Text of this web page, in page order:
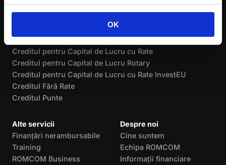
OK
Creditul de Investiții Rotary
Creditul de Investiții Extins
Creditul de Investiții InvestEU
Creditul pentru Capital de Lucru Flexibil
Creditul pentru Capital de Lucru cu Rate
Creditul pentru Capital de Lucru Rotary
Creditul pentru Capital de Lucru cu Rate InvestEU
Creditul Fără Rate
Creditul Punte
Alte servicii
Finanțări nerambursabile
Training
ROMCOM Business
Despre noi
Cine suntem
Echipa ROMCOM
Informații financiare